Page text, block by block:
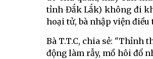
tỉnh Đắk Lắk) không đi
hoại tử, bà nhập viện
Bà T.T.C, chia sẻ: "Thỉnh
động làm rẫy, mồ hôi đổ